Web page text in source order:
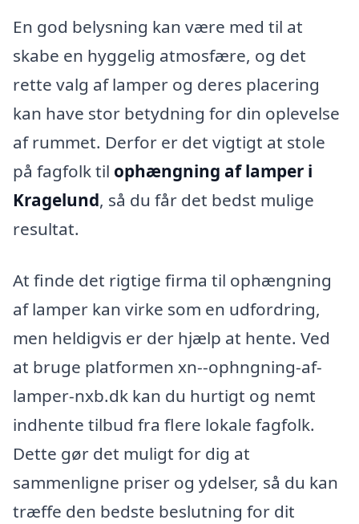
En god belysning kan være med til at
skabe en hyggelig atmosfære, og det
rette valg af lamper og deres placering
kan have stor betydning for din oplevelse
af rummet. Derfor er det vigtigt at stole
på fagfolk til ophængning af lamper i
Kragelund, så du får det bedst mulige
resultat.
At finde det rigtige firma til ophængning
af lamper kan virke som en udfordring,
men heldigvis er der hjælp at hente. Ved
at bruge platformen xn--ophngning-af-
lamper-nxb.dk kan du hurtigt og nemt
indhente tilbud fra flere lokale fagfolk.
Dette gør det muligt for dig at
sammenligne priser og ydelser, så du kan
træffe den bedste beslutning for dit